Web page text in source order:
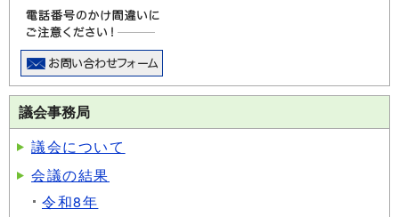
議会事務局
議会について
会議の結果
令和8年